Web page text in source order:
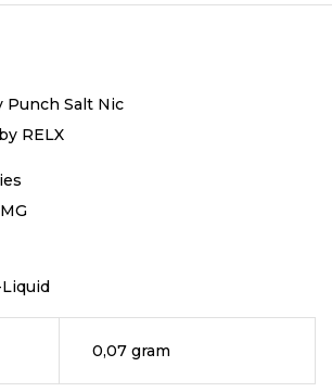
Punch Salt Nic
RELX
0,07 gram